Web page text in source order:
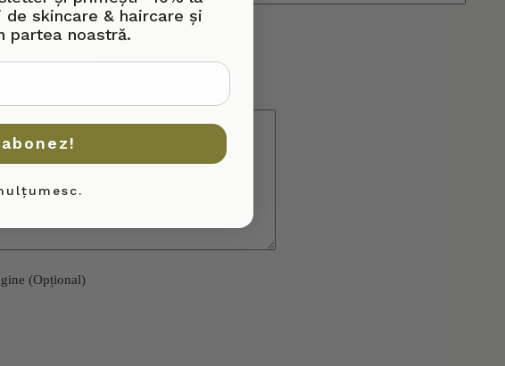
(Opțional)
de skincare & haircare și
partea noastră.